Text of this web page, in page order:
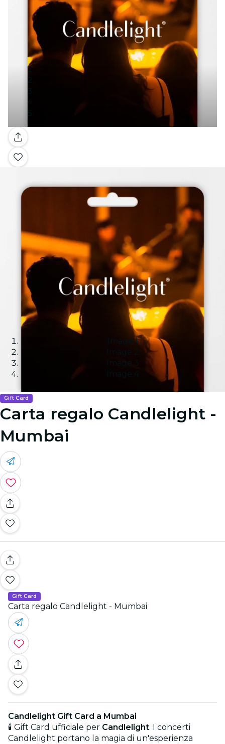
Galleria
Image 1
Image 2
Image 3
Image 4
Gift Card
Carta regalo Candlelight -
Mumbai
Gift Card
Carta regalo Candlelight - Mumbai
Candlelight Gift Card a Mumbai
🕯️ Gift Card ufficiale per Candlelight. I concerti
Candlelight portano la magia di un'esperienza